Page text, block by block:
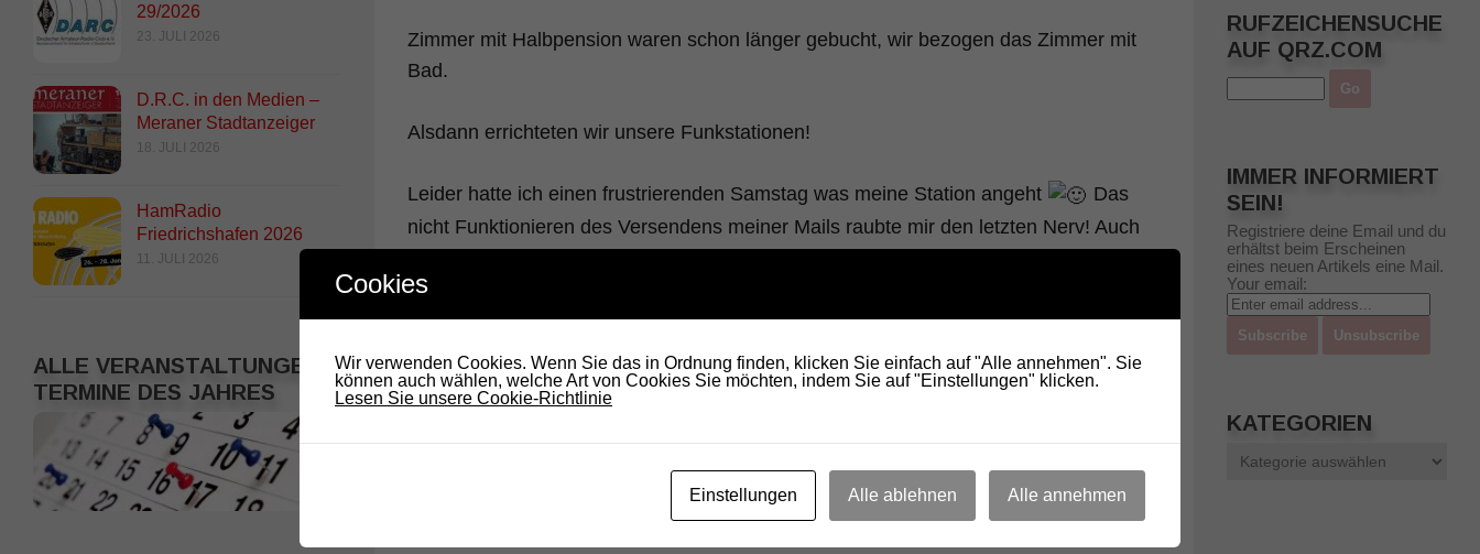
Zimmer mit Halbpension waren schon länger gebucht, wir bezogen das Zimmer mit
Bad.
Alsdann errichteten wir unsere Funkstationen!
Leider hatte ich einen frustrierenden Samstag was meine Station angeht
Das
nicht Funktionieren des Versendens meiner Mails raubte mir den letzten Nerv! Auch
Am Sonntag solle es besser gehen. Aber wenigstens Radio und Kurzwelle hören via
Funcube Dongle Pro Plus Stick auf 11 Meter Band und UKW am Laptop machte
Spass.
Ach ja, es gelang mir die Aussendungen des Deutschen Wetterdienstes auf 10,100.8
MHz zu dekodieren! In RTTY allerdings mit 50 Baud und 450 Hz Shift mit dem
29/2026
23. JULI 2026
D.R.C. in den Medien –
Meraner Stadtanzeiger
18. JULI 2026
HamRadio
Friedrichshafen 2026
11. JULI 2026
ALLE VERANSTALTUNGEN /
TERMINE DES JAHRES
RUFZEICHENSUCHE
AUF QRZ.COM
IMMER INFORMIERT
SEIN!
Registriere deine Email und du
erhältst beim Erscheinen
eines neuen Artikels eine Mail.
Your email:
KATEGORIEN
Cookies
Wir verwenden Cookies. Wenn Sie das in Ordnung finden, klicken Sie einfach auf "Alle annehmen". Sie
können auch wählen, welche Art von Cookies Sie möchten, indem Sie auf "Einstellungen" klicken.
Lesen Sie unsere Cookie-Richtlinie
Einstellungen Alle ablehnen Alle annehmen